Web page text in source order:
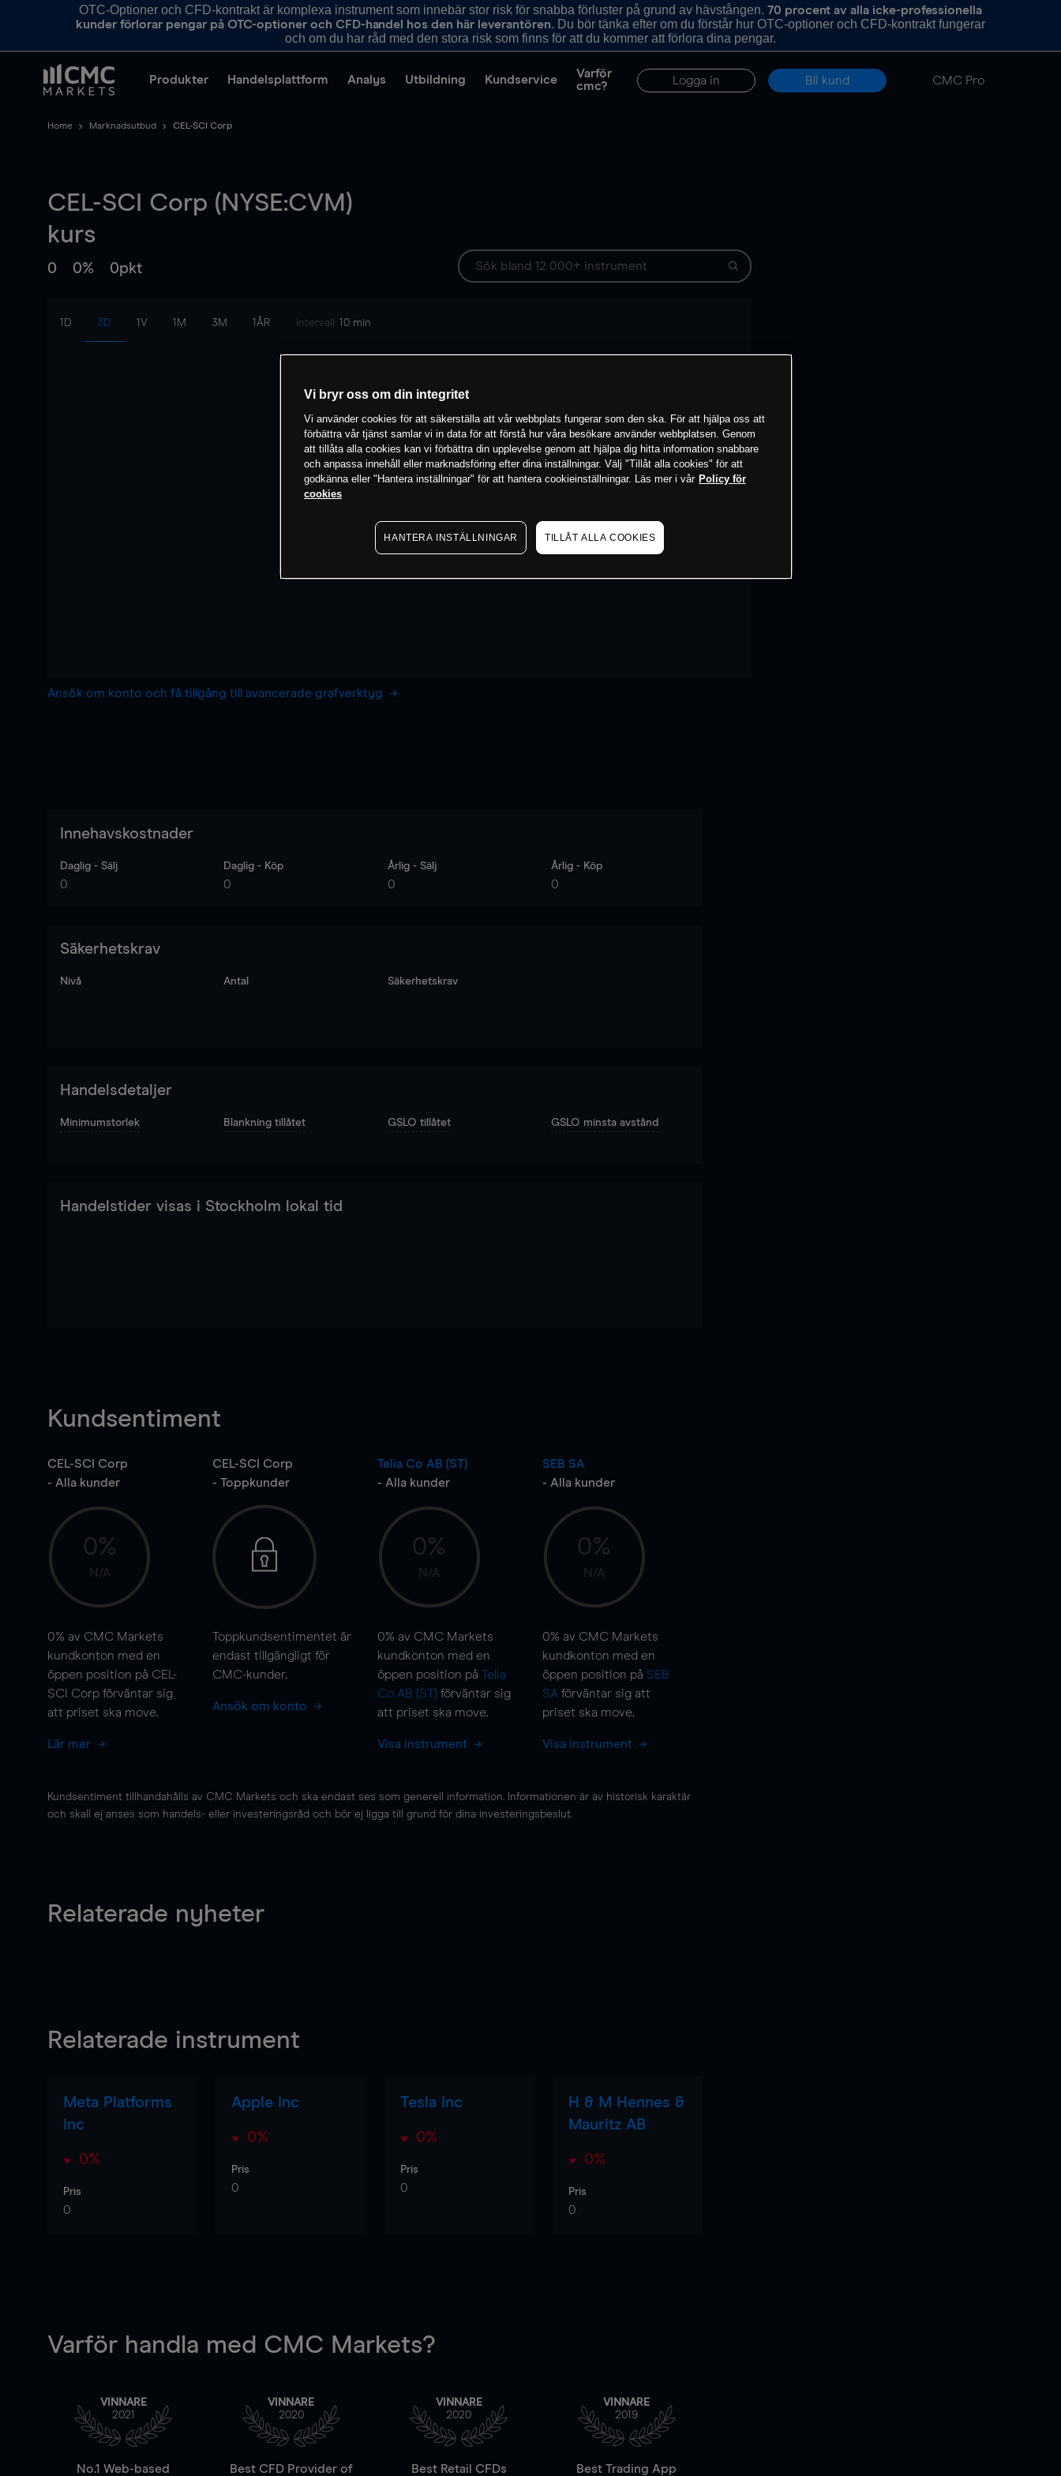
OTC-Optioner och CFD-kontrakt är komplexa instrument som innebär stor risk för snabba förluster på grund av hävstången. 70 procent av alla icke-professionella
kunder förlorar pengar på OTC-optioner och CFD-handel hos den här leverantören. Du bör tänka efter om du förstår hur OTC-optioner och CFD-kontrakt fungerar
och om du har råd med den stora risk som finns för att du kommer att förlora dina pengar.
Produkter Handelsplattform Analys Utbildning Kundservice
Varför
cmc?
Logga in Bli kund CMC Pro
Home Marknadsutbud CEL-SCI Corp
CEL-SCI Corp (NYSE:CVM)
kurs
0 0% 0pkt
1D 3D 1V 1M 3M 1ÅR Intervall: 10 min
Ansök om konto och få tillgång till avancerade grafverktyg
Innehavskostnader
Daglig - Sälj
0
Daglig - Köp
0
Årlig - Sälj
0
Årlig - Köp
0
Säkerhetskrav
Nivå Antal Säkerhetskrav
Handelsdetaljer
Minimumstorlek Blankning tillåtet GSLO tillåtet GSLO minsta avstånd
Handelstider visas i Stockholm lokal tid
Kundsentiment
CEL-SCI Corp
- Alla kunder
0%
N/A
0% av CMC Markets
kundkonton med en
öppen position på CEL-
SCI Corp förväntar sig
att priset ska move.
Lär mer
CEL-SCI Corp
- Toppkunder
Toppkundsentimentet är
endast tillgängligt för
CMC-kunder.
Ansök om konto
Telia Co AB (ST)
- Alla kunder
0%
N/A
0% av CMC Markets
kundkonton med en
öppen position på Telia
Co AB (ST) förväntar sig
att priset ska move.
Visa instrument
SEB SA
- Alla kunder
0%
N/A
0% av CMC Markets
kundkonton med en
öppen position på SEB
SA förväntar sig att
priset ska move.
Visa instrument
Kundsentiment tillhandahålls av CMC Markets och ska endast ses som generell information. Informationen är av historisk karaktär
och skall ej anses som handels- eller investeringsråd och bör ej ligga till grund för dina investeringsbeslut.
Relaterade nyheter
Relaterade instrument
Meta Platforms
Inc
0%
Pris
0
Apple Inc
0%
Pris
0
Tesla Inc
0%
Pris
0
H & M Hennes &
Mauritz AB
0%
Pris
0
Varför handla med CMC Markets?
VINNARE
2021
No.1 Web-based
VINNARE
2020
Best CFD Provider of
VINNARE
2020
Best Retail CFDs
VINNARE
2019
Best Trading App
Vi bryr oss om din integritet
Vi använder cookies för att säkerställa att vår webbplats fungerar som den ska. För att hjälpa oss att
förbättra vår tjänst samlar vi in data för att förstå hur våra besökare använder webbplatsen. Genom
att tillåta alla cookies kan vi förbättra din upplevelse genom att hjälpa dig hitta information snabbare
och anpassa innehåll eller marknadsföring efter dina inställningar. Välj "Tillåt alla cookies" för att
godkänna eller "Hantera inställningar" för att hantera cookieinställningar. Läs mer i vår Policy för
cookies
HANTERA INSTÄLLNINGAR TILLÅT ALLA COOKIES